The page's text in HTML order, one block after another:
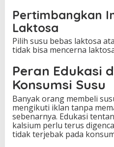
Pertimbangkan
Laktosa
Pilih susu bebas laktosa
tidak bisa mencerna
Peran Edukasi
Konsumsi Susu
Banyak orang membeli
mengikuti iklan tanpa
sebenarnya. Edukasi
kalsium perlu terus
tidak terjebak pada